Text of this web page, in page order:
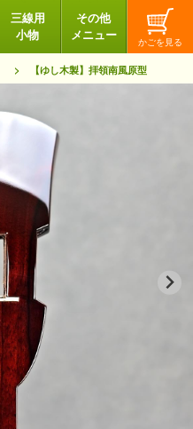
三線用
小物
その他
メニュー
【ゆし木製】拝領南風原型